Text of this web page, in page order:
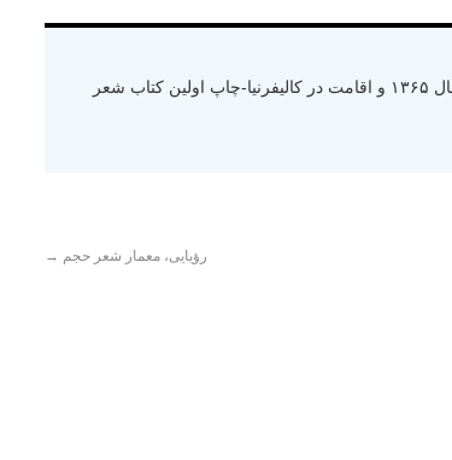
متولد سال ۱۳۳۰ رشت استان گیلان- کسب لیسانس از دانشگاه ملی ایران- کوچ به ینگه دنیا سال ۱۳۶۵ و اقامت در کالیفرنیا-چاپ اولین کتاب شعر
رؤیایی، معمار شعر حجم →